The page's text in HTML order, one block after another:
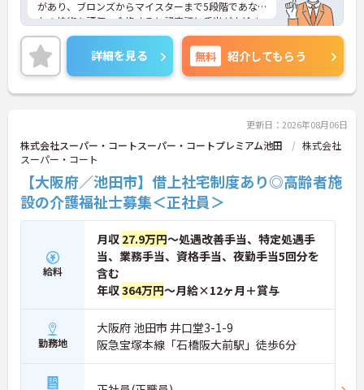
サ等IoT機器を活用し、業務効率化と質の高いケアを
両立しています
・従業員満足度調査を定期実施し、スタッフの声を
制度に反映する文化があります
・エリアマネージャー・社長が定期的にホームを周
り、スタッフと直接意見交換をしています
【育児・家庭との両立を本気でサポートしている職
・育休取得率100%・育休後就業復帰率100%と、育
児と仕事を両立できる体制が整っています
・育児短時間勤務が小学4年生まで利用でき、法令よ
り長い期間サポートを受けることができます
・「くるみん」「えるぼし」「トモニン」の3つの
厚生労働省認定を取得しており、ライフステージに
合わせた長期就業が実現できる職場です
があり、ブロンズからマイスターまで5段階であな
たの技術を評価。合格すると認定証と手当が支給さ
れます。
◆スタッフ同士の繋がりを大切にするため「サンク
スバッジ」という素敵な制度を導入しています。ス
マホやパソコンから、部署や施設を超えた仲間に
「ありがとう」のバッジを送り合う仕組みで、毎月
些細なことでも感謝を伝え合い、認め合えるため、
風通しが良くとてもあたたかい雰囲気の職場です。
また、「もっとこうしたら良くなるかも！」という
現場の小さなアイデアを大切にしており、入社1日
目から誰でもいくつでも提案できる「フジキャタ提
案」制度があり、毎月役員がすべての提案に目を通
します。自分の気づきが実際のサービス向上につな
がるため、やりがいを持って仕事に取り組めます。
詳細を見る 無料 紹介してもらう
更新日：2026年08月06日
株式会社スーパー・コートスーパー・コートプレミアム池田
株式会社
スーパー・コート
【大阪府／池田市】借上社宅制度あり◎高齢者施
設の介護福祉士募集＜正社員＞
給料
月収 27.9万円～処遇改善手当、特定処遇手
当、業務手当、資格手当、夜勤手当5回分を
含む
年収364万円～月給×12ヶ月＋賞与
勤務地
大阪府 池田市 井口堂3-1-9
阪急宝塚本線「石橋阪大前駅」徒歩6分